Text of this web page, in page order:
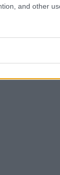
and other